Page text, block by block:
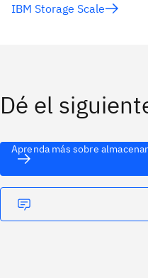
IBM Storage Scale
Dé el
Aprenda más sobre